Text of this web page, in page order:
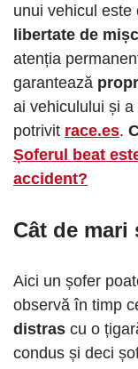
unui vehicul este
libertate de
atenția
garantează
ai vehiculului și
potrivit race.es.
Șoferul beat
accident?
Cât de mari
Aici un șofer
observă în timp
distras cu o
condus și deci